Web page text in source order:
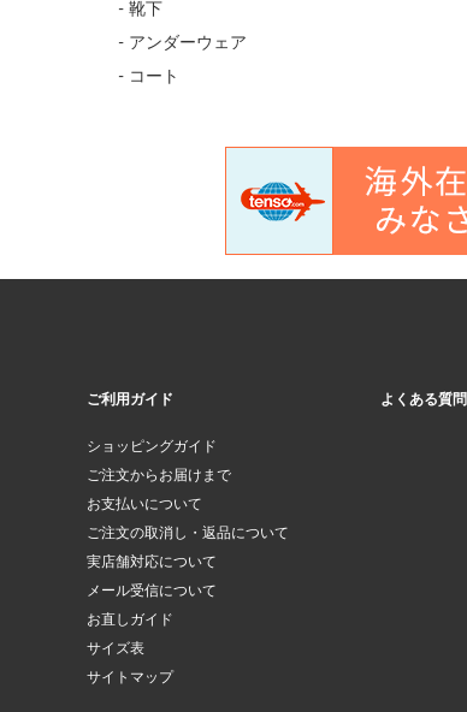
- 靴下
- アンダーウェア
- コート
ご利用ガイド
ショッピングガイド
ご注文からお届けまで
お支払いについて
ご注文の取消し・返品について
実店舗対応について
メール受信について
お直しガイド
サイズ表
サイトマップ
よくある質問